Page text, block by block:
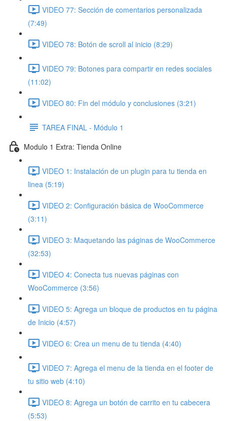
VIDEO 77: Sección de comentarios personalizada
(7:49)
VIDEO 78: Botón de scroll al inicio (8:29)
VIDEO 79: Botones para compartir en redes sociales
(11:02)
VIDEO 80: Fin del módulo y conclusiones (3:21)
TAREA FINAL - Módulo 1
Modulo 1 Extra: Tienda Online
VIDEO 1: Instalación de un plugin para tu tienda en
linea (5:19)
VIDEO 2: Configuración básica de WooCommerce
(3:11)
VIDEO 3: Maquetando las páginas de WooCommerce
(32:53)
VIDEO 4: Conecta tus nuevas páginas con
WooCommerce (3:56)
VIDEO 5: Agrega un bloque de productos en tu página
de Inicio (4:57)
VIDEO 6: Crea un menu de tu tienda (4:40)
VIDEO 7: Agrega el menu de la tienda en el footer de
tu sitio web (4:10)
VIDEO 8: Agrega un botón de carrito en tu cabecera
(5:53)